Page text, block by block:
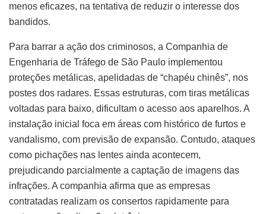
menos eficazes, na tentativa de reduzir o interesse dos
bandidos.
Para barrar a ação dos criminosos, a Companhia de
Engenharia de Tráfego de São Paulo implementou
proteções metálicas, apelidadas de “chapéu chinês”, nos
postes dos radares. Essas estruturas, com tiras metálicas
voltadas para baixo, dificultam o acesso aos aparelhos. A
instalação inicial foca em áreas com histórico de furtos e
vandalismo, com previsão de expansão. Contudo, ataques
como pichações nas lentes ainda acontecem,
prejudicando parcialmente a captação de imagens das
infrações. A companhia afirma que as empresas
contratadas realizam os consertos rapidamente para